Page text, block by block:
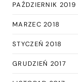
PAŹDZIERNIK 2019
MARZEC 2018
STYCZEŃ 2018
GRUDZIEŃ 2017